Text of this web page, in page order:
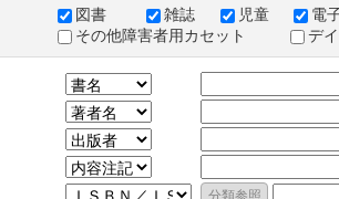
図書 雑誌 児童
電
その他障害者用カセット
デ